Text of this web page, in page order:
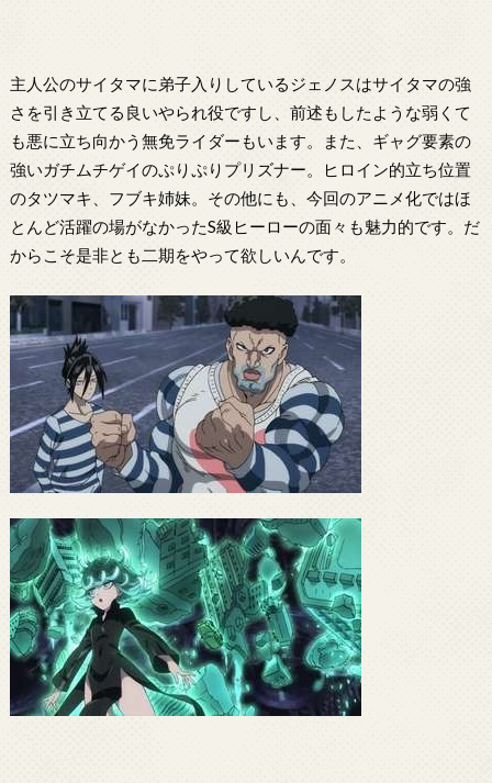
主人公のサイタマに弟子入りしているジェノスはサイタマの強
さを引き立てる良いやられ役ですし、前述もしたような弱くて
も悪に立ち向かう無免ライダーもいます。また、ギャグ要素の
強いガチムチゲイのぷりぷりプリズナー。ヒロイン的立ち位置
のタツマキ、フブキ姉妹。その他にも、今回のアニメ化ではほ
とんど活躍の場がなかったS級ヒーローの面々も魅力的です。だ
からこそ是非とも二期をやって欲しいんです。